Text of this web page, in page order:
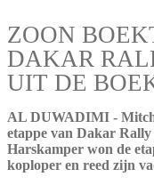
ZOON
DAKAR
UIT DE
AL DUWADIMI -
etappe van Dakar
Harskamper won de
koploper en reed zijn